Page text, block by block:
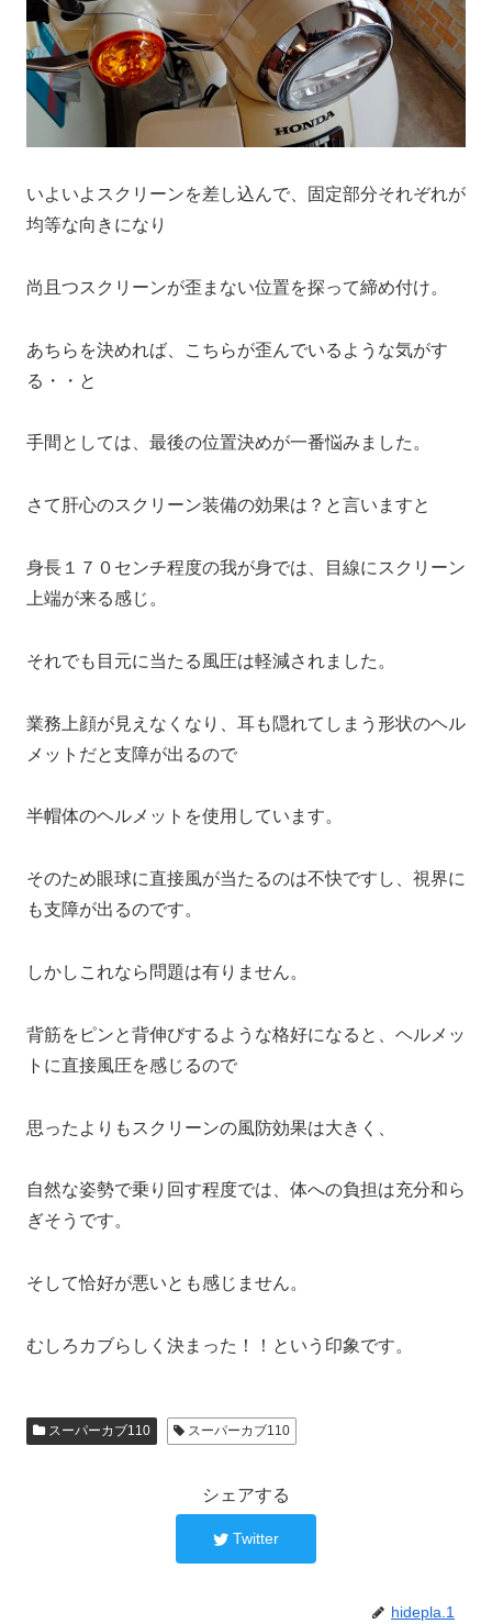
いよいよスクリーンを差し込んで、固定部分それぞれが
均等な向きになり
尚且つスクリーンが歪まない位置を探って締め付け。
あちらを決めれば、こちらが歪んでいるような気がす
る・・と
手間としては、最後の位置決めが一番悩みました。
さて肝心のスクリーン装備の効果は？と言いますと
身長１７０センチ程度の我が身では、目線にスクリーン
上端が来る感じ。
それでも目元に当たる風圧は軽減されました。
業務上顔が見えなくなり、耳も隠れてしまう形状のヘル
メットだと支障が出るので
半帽体のヘルメットを使用しています。
そのため眼球に直接風が当たるのは不快ですし、視界に
も支障が出るのです。
しかしこれなら問題は有りません。
背筋をピンと背伸びするような格好になると、ヘルメッ
トに直接風圧を感じるので
思ったよりもスクリーンの風防効果は大きく、
自然な姿勢で乗り回す程度では、体への負担は充分和ら
ぎそうです。
そして恰好が悪いとも感じません。
むしろカブらしく決まった！！という印象です。
スーパーカブ110 スーパーカブ110
シェアする
Twitter
hidepla.1